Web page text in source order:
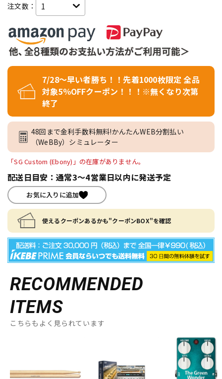
注文数：
7/28～早い者勝ち！！先着1000枚限定 全品
対象5％OFFクーポン！！！※無くなり次第
終了
48回まで金利手数料無料!かんたんWEB分割払い
（WeBBy）シミュレーター
「SG Custom (Ebony)」の在庫がありません。
配送日目安：通常3～4営業日以内に発送予定
お気に入りに追加
使えるクーポンあるかも"クーポンBOX"を確認
RECOMMENDED
ITEMS
こちらもよく見られています